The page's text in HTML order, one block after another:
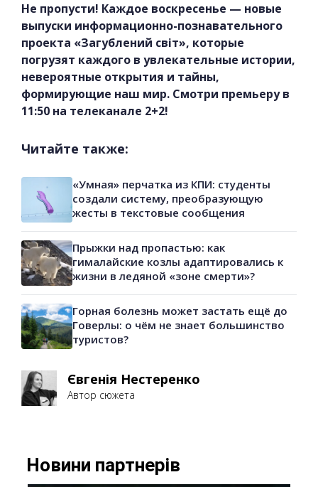
Не пропусти! Каждое воскресенье — новые
выпуски информационно-познавательного
проекта «Загублений світ», которые
погрузят каждого в увлекательные истории,
невероятные открытия и тайны,
формирующие наш мир. Смотри премьеру в
11:50 на телеканале 2+2!
Читайте также:
«Умная» перчатка из КПИ: студенты
создали систему, преобразующую
жесты в текстовые сообщения
Прыжки над пропастью: как
гималайские козлы адаптировались к
жизни в ледяной «зоне смерти»?
Горная болезнь может застать ещё до
Говерлы: о чём не знает большинство
туристов?
Євгенія Нестеренко
Автор сюжета